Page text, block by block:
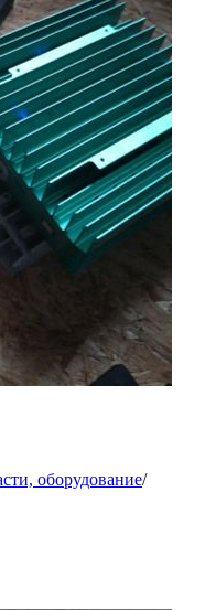
оборудование/